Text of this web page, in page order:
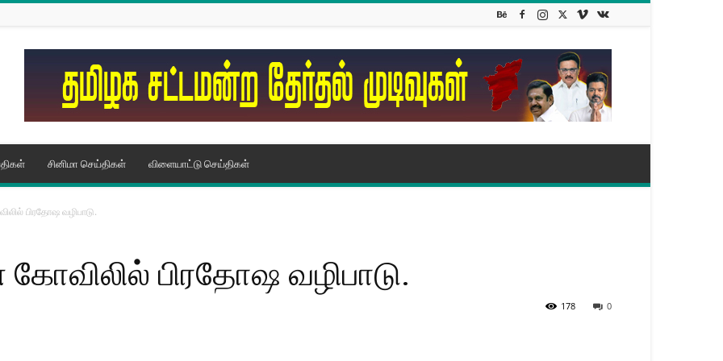
சினிமா செய்திகள் விளையாட்டு செய்திகள்
பிரதோஷ வழிபாடு.
பிரதோஷ வழிபாடு.
0
178